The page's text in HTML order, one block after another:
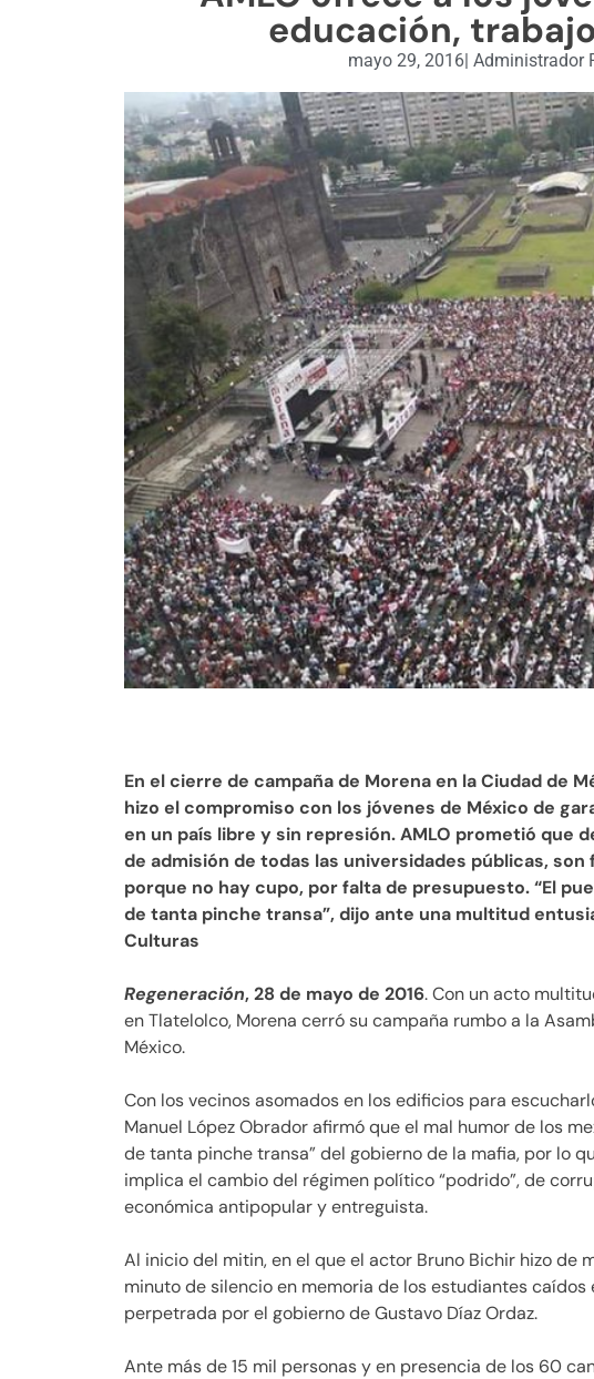
educación,
mayo 29, 2016| Administrador
En el cierre de campaña de Morena en la Ciudad de
hizo el compromiso con los jóvenes de México de
en un país libre y sin represión. AMLO prometió que
de admisión de todas las universidades públicas,
porque no hay cupo, por falta de presupuesto. “El
de tanta pinche transa”, dijo ante una multitud
Culturas
Regeneración, 28 de mayo de 2016. Con un acto
en Tlatelolco, Morena cerró su campaña rumbo a la
México.
Con los vecinos asomados en los edificios para
Manuel López Obrador afirmó que el mal humor de los
de tanta pinche transa” del gobierno de la mafia, por lo
implica el cambio del régimen político “podrido”, de
económica antipopular y entreguista.
Al inicio del mitin, en el que el actor Bruno Bichir hizo de
minuto de silencio en memoria de los estudiantes caídos
perpetrada por el gobierno de Gustavo Díaz Ordaz.
Ante más de 15 mil personas y en presencia de los 60